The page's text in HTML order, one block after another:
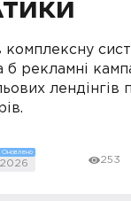
комплексну
рекламні
лендінгів
Оновлено
253